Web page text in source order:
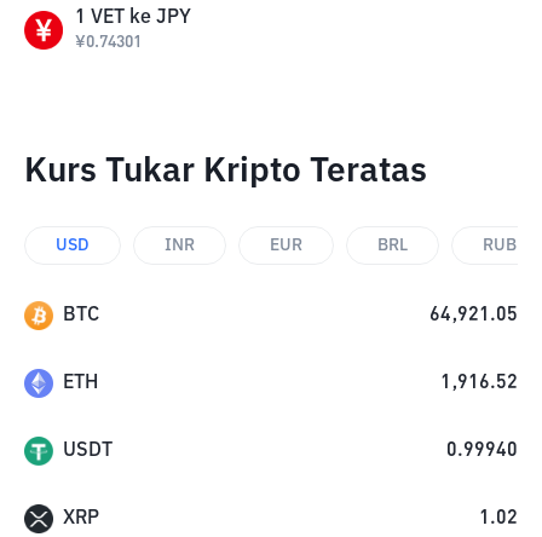
1 VET ke JPY
¥0.74301
Kurs Tukar Kripto Teratas
USD INR EUR BRL RUB
BTC 64,921.05
ETH 1,916.52
USDT 0.99940
XRP 1.02